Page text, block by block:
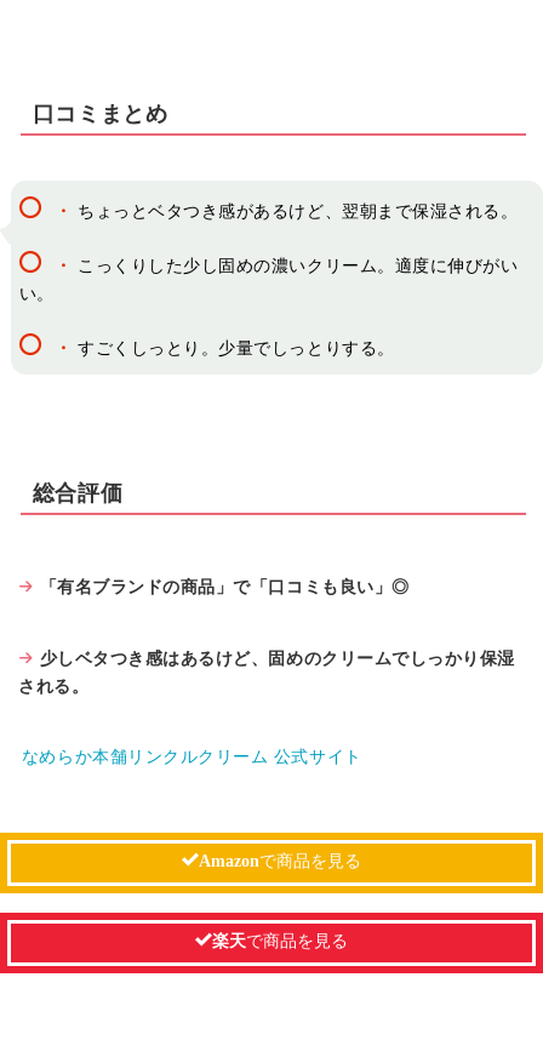
口コミまとめ
・ ちょっとベタつき感があるけど、翌朝まで保湿される。
・
こっくりした少し固めの濃いクリーム。適度に伸びがい
い。
・ すごくしっとり。少量でしっとりする。
総合評価
「有名ブランドの商品」で「口コミも良い」◎
少しベタつき感はあるけど、固めのクリームでしっかり保湿
される。
なめらか本舗リンクルクリーム 公式サイト
Amazonで商品を見る
楽天で商品を見る